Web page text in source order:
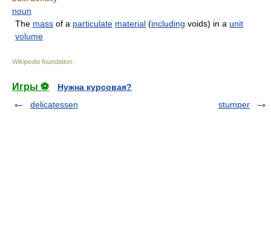
noun
The mass of a particulate material (including voids) in a unit
volume
Wikipedia foundation
Игры ⚽
Нужна курсовая?
delicatessen
stumper